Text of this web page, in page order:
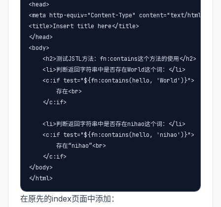
<head>
<meta http-equiv="Content-Type" content="text/html;
<title>Insert title here</title>
</head>
<body>
    <h2>测试JSTL方法：fn:contains这个方法的使用</h2>
    <li>判断返回字符串中是否存在World这个词：</li>
    <c:if test="${fn:contains(hello, 'World')}">
        存在<br>
    </c:if>
    <li>判断返回字符串中是否存在nihao这个词：</li>
    <c:if test="${fn:contains(hello, 'nihao')}">
        存在“nihao”<br>
    </c:if>
</body>
</html>
在原先的index页面中添加：